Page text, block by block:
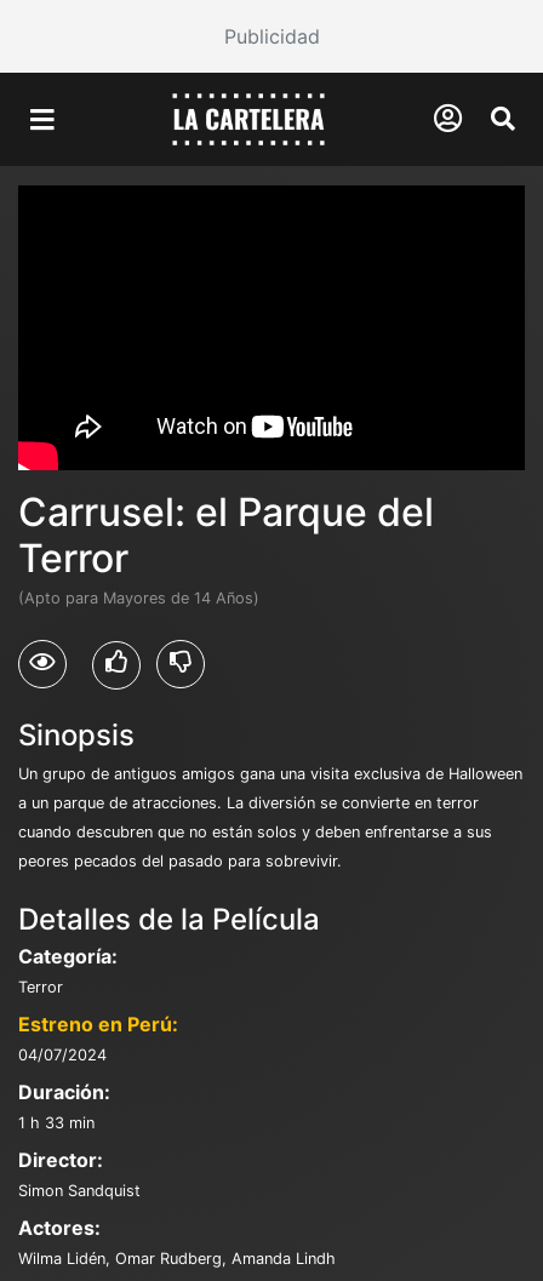
Publicidad
Carrusel: el Parque del
Terror
(Apto para Mayores de 14 Años)
Sinopsis
Un grupo de antiguos amigos gana una visita exclusiva de Halloween
a un parque de atracciones. La diversión se convierte en terror
cuando descubren que no están solos y deben enfrentarse a sus
peores pecados del pasado para sobrevivir.
Detalles de la Película
Categoría:
Terror
Estreno en Perú:
04/07/2024
Duración:
1 h 33 min
Director:
Simon Sandquist
Actores:
Wilma Lidén, Omar Rudberg, Amanda Lindh